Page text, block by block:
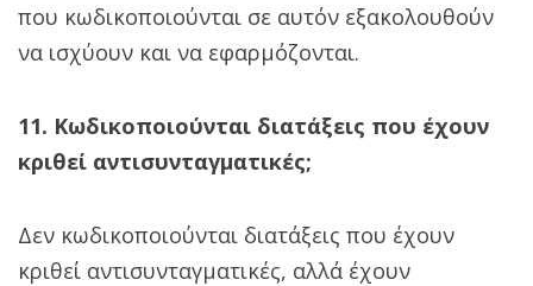
που κωδικοποιούνται σε αυτόν εξακολουθούν
να ισχύουν και να εφαρμόζονται.
11. Κωδικοποιούνται διατάξεις που έχουν
κριθεί αντισυνταγματικές;
Δεν κωδικοποιούνται διατάξεις που έχουν
κριθεί αντισυνταγματικές, αλλά έχουν